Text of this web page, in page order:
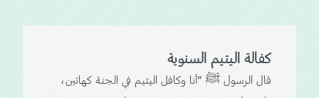
كفالة اليتيم السنوية
قال الرسول ﷺ “أنا وكافل اليتيم في الجنة كهاتين،